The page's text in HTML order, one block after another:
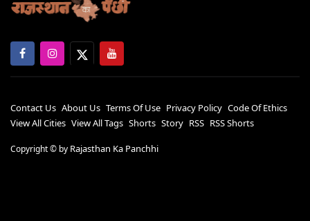
Contact Us About Us Terms Of Use Privacy Policy Code Of Ethics
View All Cities View All Tags Shorts Story RSS RSS Shorts
Copyright © by Rajasthan Ka Panchhi